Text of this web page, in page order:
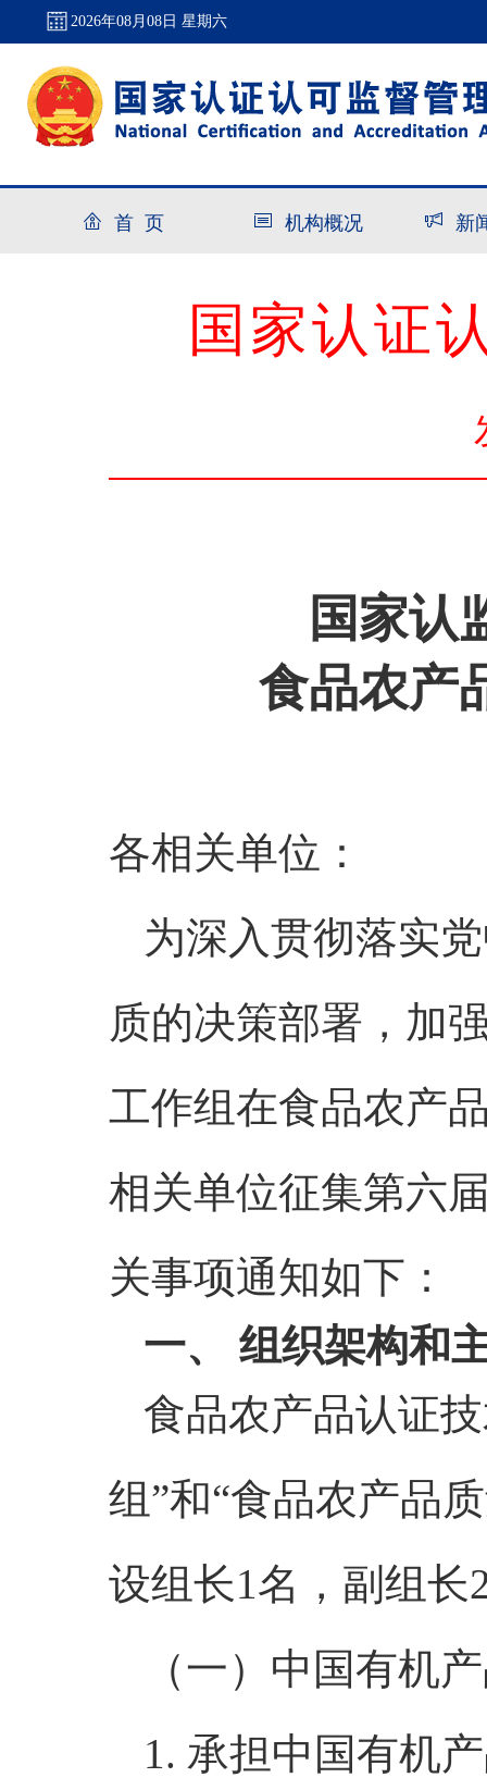
2026年08月08日 星期六
首 页 机构概况 新
国家认证
国家认
食品农产
各相关单位：
为深入贯彻落实
质的决策部署，加
工作组在食品农产
相关单位征集第六
关事项通知如下：
一、 组织架构和
食品农产品认证
组”和“食品农产品
设组长1名，副组
（一）中国有机
1. 承担中国有机